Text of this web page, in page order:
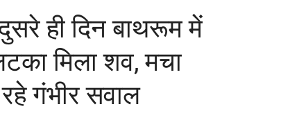
ही दिन बाथरूम में
मिला शव, मचा
गंभीर सवाल